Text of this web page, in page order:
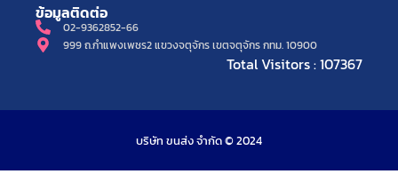
ข้อมูลติดต่อ
02-9362852-66
999 ถ.กำแพงเพชร2 แขวงจตุจักร เขตจตุจักร กทม. 10900
Total Visitors : 107367
บริษัท ขนส่ง จำกัด © 2024